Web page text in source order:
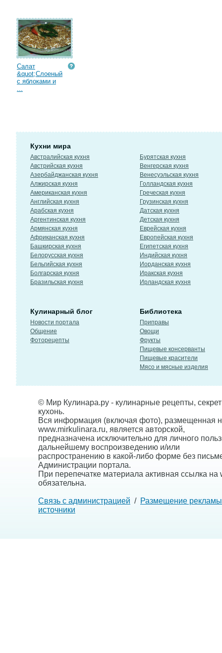
Салат
&quot;Слоеный
с яблоками и
...
Кухни мира
Австралийская кухня
Австрийская кухня
Азербайджанская кухня
Алжирская кухня
Американская кухня
Английская кухня
Арабская кухня
Аргентинская кухня
Армянская кухня
Африканская кухня
Башкирская кухня
Белорусская кухня
Бельгийская кухня
Болгарская кухня
Бразильская кухня
Бурятская кухня
Венгерская кухня
Венесуэльская кухня
Голландская кухня
Греческая кухня
Грузинская кухня
Датская кухня
Детская кухня
Еврейская кухня
Европейская кухня
Египетская кухня
Индийская кухня
Иорданская кухня
Иракская кухня
Ирландская кухня
Кулинарный блог
Новости портала
Общение
Фоторецепты
Библиотека
Приправы
Овощи
Фрукты
Пищевые консерванты
Пищевые красители
Мясо и мясные изделия
© Мир Кулинара.ру - кулинарные рецепты,
кухонь.
Вся информация (включая фото), размещенная
www.mirkulinara.ru, является авторской,
предназначена исключительно для личного
дальнейшему воспроизведению и/или
распространению в какой-либо форме без
Администрации портала.
При перепечатке материала активная ссылка на
обязательна.
Связь с администрацией / Размещение рекламы
источники